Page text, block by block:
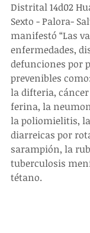
Distrital 14d02
Sexto - Palora-
manifestó “Las
enfermedades,
defunciones por
prevenibles
la difteria,
ferina, la
la poliomielitis,
diarreicas por
sarampión, la
tuberculosis
tétano.